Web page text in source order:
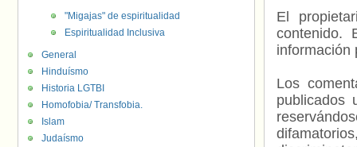
El
contenido.
información
Los
publicados
"Migajas" de espiritualidad
Espiritualidad Inclusiva
General
Hinduísmo
Historia LGTBI
Homofobia/ Transfobia.
Islam
Judaísmo